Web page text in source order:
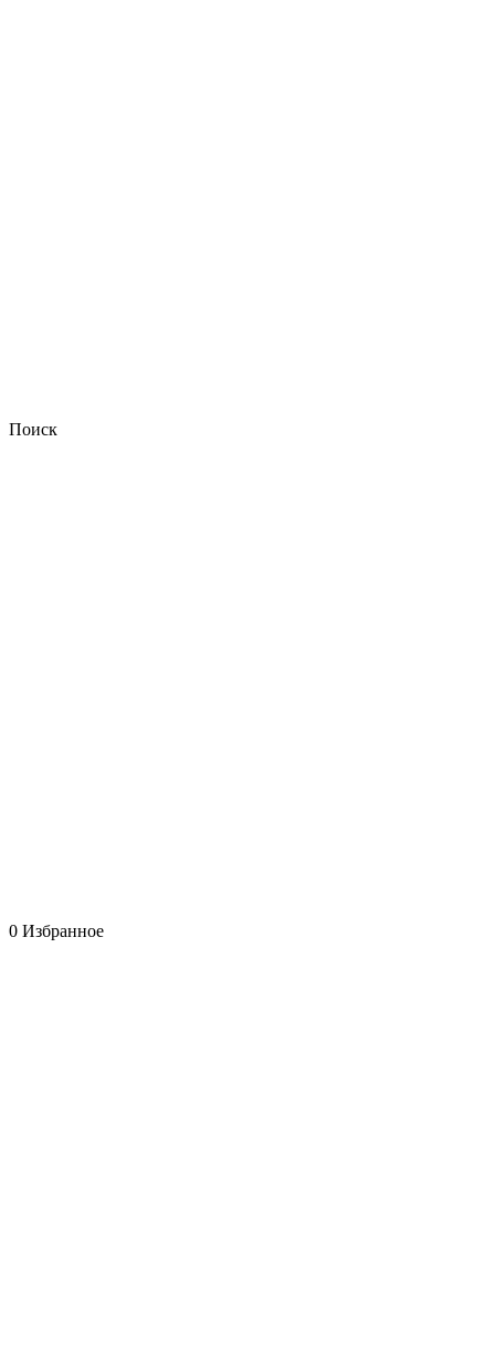
Поиск
0 Избранное